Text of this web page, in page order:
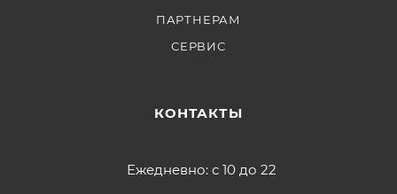
ПАРТНЕРАМ
СЕРВИС
КОНТАКТЫ
Ежедневно: с 10 до 22